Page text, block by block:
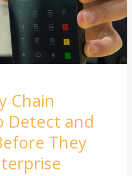
Chain
Detect and
They